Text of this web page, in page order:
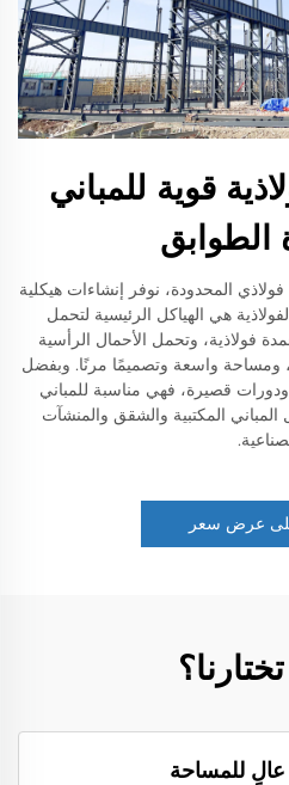
قوية للمباني
الطوابق
المحدودة، نوفر إنشاءات هيكلية
هي الهياكل الرئيسية لتحمل
فولاذية، وتحمل الأحمال الرأسية
ومساحة واسعة وتصميمًا مرنًا. وبفضل
ودورات قصيرة، فهي مناسبة للمباني
المكتبية والشقق والمنشآت
عرض سعر
للمساحة